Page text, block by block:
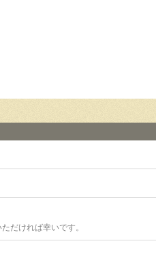
だければ幸いです。